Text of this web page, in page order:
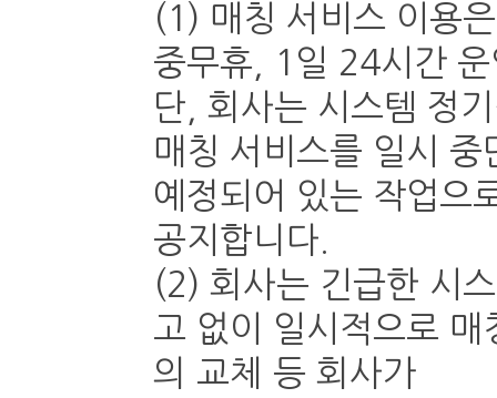
(1) 매칭 서비스 이용
중무휴, 1일 24시간
단, 회사는 시스템 정
매칭 서비스를 일시 중
예정되어 있는 작업으
공지합니다.
(2) 회사는 긴급한 시
고 없이 일시적으로
의 교체 등 회사가